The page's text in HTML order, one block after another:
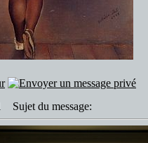
Sujet du message: